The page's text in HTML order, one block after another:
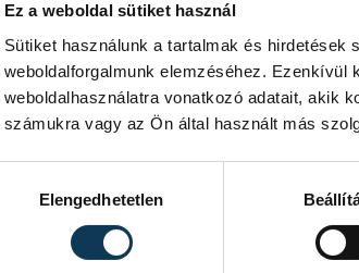
Ez a weboldal sütiket használ
Sütiket használunk a tartalmak és
weboldalforgalmunk elemzéséhez. Ezenkívül
weboldalhasználatra vonatkozó adatait, akik
számukra vagy az Ön által használt más
Elengedhetetlen